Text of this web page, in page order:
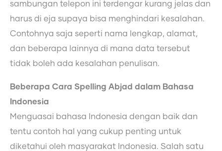
sambungan telepon ini terdengar kurang jelas dan
harus di eja supaya bisa menghindari kesalahan.
Contohnya saja seperti nama lengkap, alamat,
dan beberapa lainnya di mana data tersebut
tidak boleh ada kesalahan penulisan.
Beberapa Cara Spelling Abjad dalam Bahasa
Indonesia
Menguasai bahasa Indonesia dengan baik dan
tentu contoh hal yang cukup penting untuk
diketahui oleh masyarakat Indonesia. Salah satu